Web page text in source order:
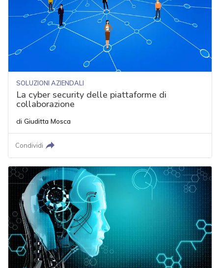
SOLUZIONI AZIENDALI
La cyber security delle piattaforme di
collaborazione
di Giuditta Mosca
Condividi